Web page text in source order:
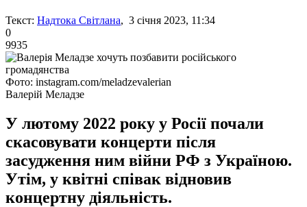
Текст: Надтока Світлана, 3 січня 2023, 11:34
0
9935
Фото: instagram.com/meladzevalerian
Валерій Меладзе
У лютому 2022 року у Росії почали
скасовувати концерти після
засудження ним війни РФ з Україною.
Утім, у квітні співак відновив
концертну діяльність.